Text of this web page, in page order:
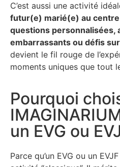
C’est aussi une activité
futur(e) marié(e) au centre
questions personnalisées,
embarrassants ou défis
devient le fil rouge de
moments uniques que tout
Pourquoi
un EVG ou
Parce qu’un EVG ou un